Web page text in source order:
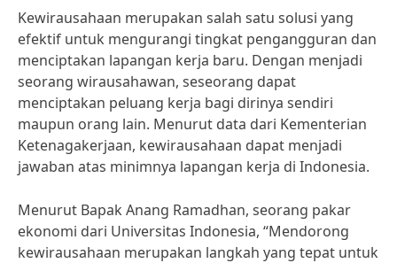
Kewirausahaan merupakan salah satu solusi yang
efektif untuk mengurangi tingkat pengangguran dan
menciptakan lapangan kerja baru. Dengan menjadi
seorang wirausahawan, seseorang dapat
menciptakan peluang kerja bagi dirinya sendiri
maupun orang lain. Menurut data dari Kementerian
Ketenagakerjaan, kewirausahaan dapat menjadi
jawaban atas minimnya lapangan kerja di Indonesia.
Menurut Bapak Anang Ramadhan, seorang pakar
ekonomi dari Universitas Indonesia, “Mendorong
kewirausahaan merupakan langkah yang tepat untuk